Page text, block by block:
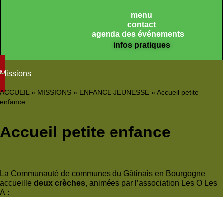
menu
contact
agenda des événements
infos pratiques
Missions
ACCUEIL» MISSIONS » ENFANCE JEUNESSE » Accueil petite
enfance
Accueil petite enfance
La Communauté de communes du Gâtinais en Bourgogne
accueille deux crèches, animées par l’association Les O Les
A :